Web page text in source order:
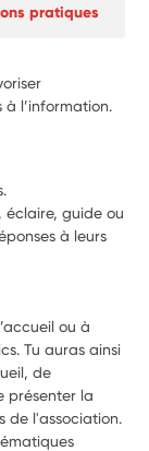
pratiques
à l’information.
éclaire, guide ou
à leurs
ou à
Tu auras ainsi
de
présenter la
de l'association.